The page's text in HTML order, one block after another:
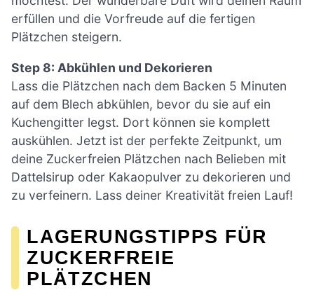
erfüllen und die Vorfreude auf die fertigen
Plätzchen steigern.
Step 8: Abkühlen und Dekorieren
Lass die Plätzchen nach dem Backen 5 Minuten
auf dem Blech abkühlen, bevor du sie auf ein
Kuchengitter legst. Dort können sie komplett
auskühlen. Jetzt ist der perfekte Zeitpunkt, um
deine Zuckerfreien Plätzchen nach Belieben mit
Dattelsirup oder Kakaopulver zu dekorieren und
zu verfeinern. Lass deiner Kreativität freien Lauf!
LAGERUNGSTIPPS FÜR
ZUCKERFREIE
PLÄTZCHEN